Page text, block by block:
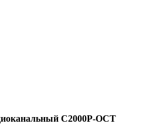
С2000Р-ОСТ